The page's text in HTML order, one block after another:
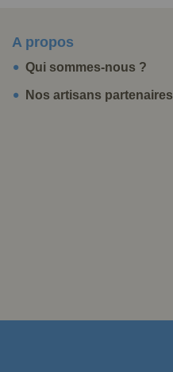
A propos
Qui sommes-nous ?
Nos artisans partenaires